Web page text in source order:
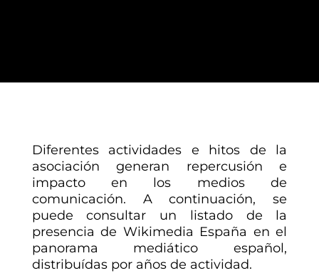
Diferentes actividades e hitos de la
asociación generan repercusión e
impacto en los medios de
comunicación. A continuación, se
puede consultar un listado de la
presencia de Wikimedia España en el
panorama mediático español,
distribuídas por años de actividad.